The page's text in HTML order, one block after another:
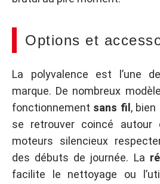
Options et
La polyvalence est l’une
marque. De nombreux
fonctionnement sans fil ,
se retrouver coincé autour
moteurs silencieux
des débuts de journée. La
facilite le nettoyage ou